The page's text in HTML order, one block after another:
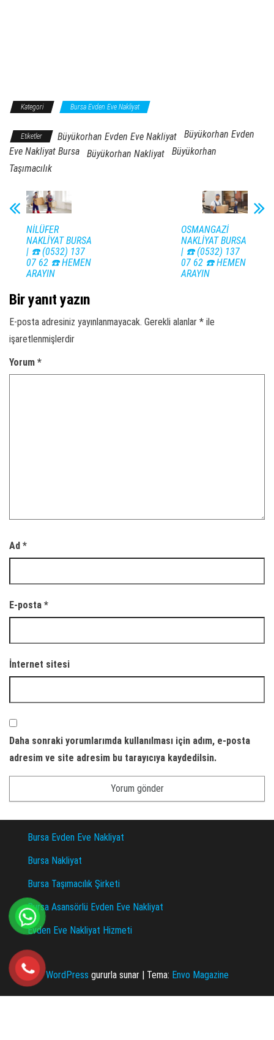
Kategori Bursa Evden Eve Nakliyat
Etiketler Büyükorhan Evden Eve Nakliyat
Büyükorhan Evden
Eve Nakliyat Bursa
Büyükorhan Nakliyat
Büyükorhan
Taşımacılık
NİLÜFER
NAKLİYAT BURSA
| ☎️ (0532) 137
07 62 ☎️ HEMEN
ARAYIN
OSMANGAZİ
NAKLİYAT BURSA
| ☎️ (0532) 137
07 62 ☎️ HEMEN
ARAYIN
Bir yanıt yazın
E-posta adresiniz yayınlanmayacak. Gerekli alanlar * ile
işaretlenmişlerdir
Yorum *
Ad *
E-posta *
İnternet sitesi
Daha sonraki yorumlarımda kullanılması için adım, e-posta
adresim ve site adresim bu tarayıcıya kaydedilsin.
Bursa Evden Eve Nakliyat
Bursa Nakliyat
Bursa Taşımacılık Şirketi
Bursa Asansörlü Evden Eve Nakliyat
Evden Eve Nakliyat Hizmeti
WordPress gururla sunar | Tema: Envo Magazine